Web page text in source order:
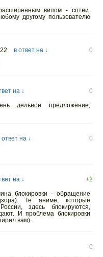
випом - сотни.
другому пользователю
в ответ на ↓
0
на ↓
0
дельное предложение,
ответ на ↓
0
на ↓
+2
блокировки - обращение
Те аниме, которые
здесь блокируются,
И проблема блокировки
вам).
0